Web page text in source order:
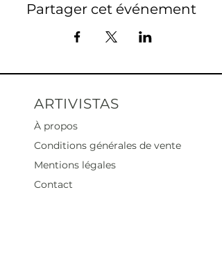
Partager cet événement
ARTIVISTAS
À propos
Conditions générales de vente
Mentions légales
Contact